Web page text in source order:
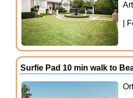
|
Surfie Pad 10 min walk to